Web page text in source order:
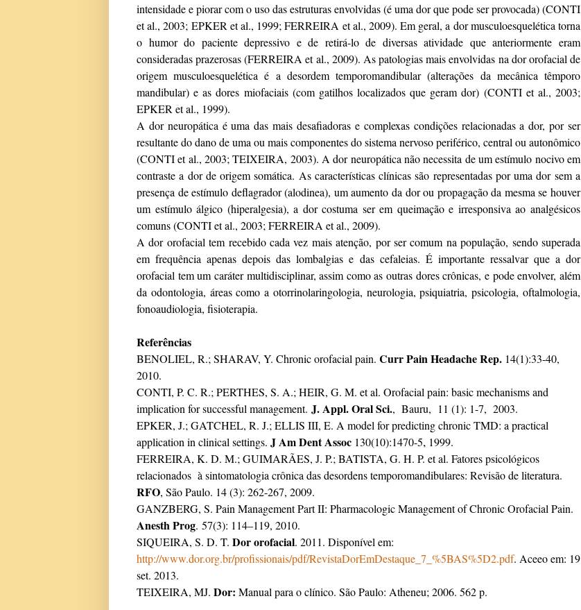
intensidade e piorar com o uso das estruturas envolvidas (é uma dor que pode ser provocada)(CONTI
et al., 2003; EPKER et al., 1999; FERREIRA et al., 2009). Em geral, a dor musculoesquelética torna
o humor do paciente depressivo e de retirá-lo de diversas atividade que anteriormente eram
consideradas prazerosas (FERREIRA et al., 2009). As patologias mais envolvidas na dor orofacial de
origem musculoesquelética é a desordem temporomandibular (alterações da mecânica têmporo
mandibular) e as dores miofaciais (com gatilhos localizados que geram dor) (CONTI et al., 2003;
EPKER et al., 1999).
A dor neuropática é uma das mais desafiadoras e complexas condições relacionadas a dor, por ser
resultante do dano de uma ou mais componentes do sistema nervoso periférico, central ou autonômico
(CONTI et al., 2003; TEIXEIRA, 2003). A dor neuropática não necessita de um estímulo nocivo em
contraste a dor de origem somática. As características clínicas são representadas por uma dor sem a
presença de estímulo deflagrador (alodinea), um aumento da dor ou propagação da mesma se houver
um estímulo álgico (hiperalgesia), a dor costuma ser em queimação e irresponsiva ao analgésicos
comuns(CONTI et al., 2003; FERREIRA et al., 2009).
A dor orofacial tem recebido cada vez mais atenção, por ser comum na população, sendo superada
em frequência apenas depois das lombalgias e das cefaleias. É importante ressalvar que a dor
orofacial tem um caráter multidisciplinar, assim como as outras dores crônicas, e pode envolver, além
da odontologia, áreas como a otorrinolaringologia, neurologia, psiquiatria, psicologia, oftalmologia,
fonoaudiologia, fisioterapia.
Referências
BENOLIEL, R.; SHARAV, Y. Chronic orofacial pain. Curr Pain Headache Rep. 14(1):33-40,
2010.
CONTI, P. C. R.; PERTHES, S. A.; HEIR, G. M. et al. Orofacial pain: basic mechanisms and
implication for successful management. J. Appl. Oral Sci., Bauru, 11 (1): 1-7, 2003.
EPKER, J.; GATCHEL, R. J.; ELLIS III, E. A model for predicting chronic TMD: a practical
application in clinical settings. J Am Dent Assoc 130(10):1470-5, 1999.
FERREIRA, K. D. M.; GUIMARÃES, J. P.; BATISTA, G. H. P. et al. Fatores psicológicos
relacionados à sintomatologia crônica das desordens temporomandibulares: Revisão de literatura.
RFO, São Paulo. 14 (3): 262-267, 2009.
GANZBERG, S. Pain Management Part II: Pharmacologic Management of Chronic Orofacial Pain.
Anesth Prog. 57(3): 114–119, 2010.
SIQUEIRA, S. D. T. Dor orofacial. 2011. Disponível em:
http://www.dor.org.br/profissionais/pdf/RevistaDorEmDestaque_7_%5BAS%5D2.pdf. Aceeo em: 19
set. 2013.
TEIXEIRA, MJ. Dor: Manual para o clínico. São Paulo: Atheneu; 2006. 562 p.